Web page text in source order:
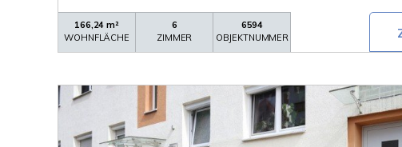
166,24 m²
WOHNFLÄCHE
6
ZIMMER
6594
OBJEKTNUMMER